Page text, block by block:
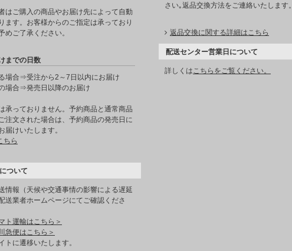
はご購入の商品やお届け先によって自動
ます。お客様からのご指定は承っており
めご了承ください。
までの日数
場合⇒受注から2～7日以内にお届け
場合⇒発売日以降のお届け
承っておりません。予約商品と通常商品
注文された場合は、予約商品の発売日に
届けいたします。
ちら
ついて
情報（天候や交通事情の影響による遅延
送業者ホームページにてご確認くださ
ト運輸はこちら＞
急便はこちら＞
トに遷移いたします。
さい｡返品交換方法をご連絡いたします。
返品交換に関する詳細はこちら
配送センター営業日について
詳しくはこちらをご覧ください。